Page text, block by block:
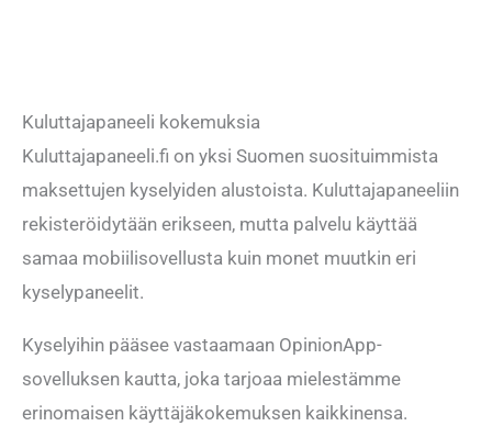
Kuluttajapaneeli kokemuksia
Kuluttajapaneeli.fi on yksi Suomen suosituimmista
maksettujen kyselyiden alustoista. Kuluttajapaneeliin
rekisteröidytään erikseen, mutta palvelu käyttää
samaa mobiilisovellusta kuin monet muutkin eri
kyselypaneelit.
Kyselyihin pääsee vastaamaan OpinionApp-
sovelluksen kautta, joka tarjoaa mielestämme
erinomaisen käyttäjäkokemuksen kaikkinensa.